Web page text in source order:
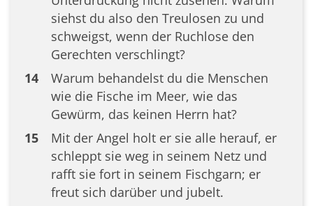
siehst du also den Treulosen zu und
schweigst, wenn der Ruchlose den
Gerechten verschlingt?
14
Warum behandelst du die Menschen
wie die Fische im Meer, wie das
Gewürm, das keinen Herrn hat?
15
Mit der Angel holt er sie alle herauf, er
schleppt sie weg in seinem Netz und
rafft sie fort in seinem Fischgarn; er
freut sich darüber und jubelt.